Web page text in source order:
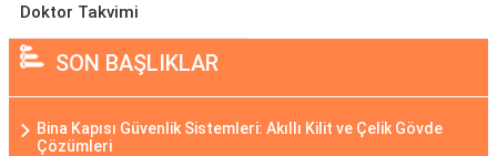
Doktor Takvimi
SON BAŞLIKLAR
Bina Kapısı Güvenlik Sistemleri: Akıllı Kilit ve Çelik Gövde
Çözümleri